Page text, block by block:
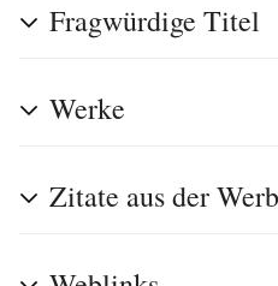
Fragwürdige Titel
Werke
Zitate aus der